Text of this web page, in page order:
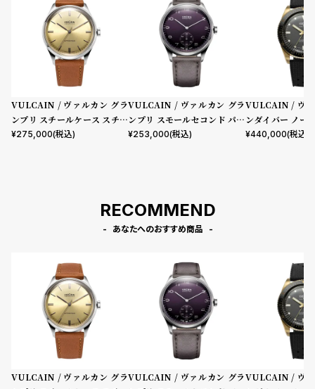
VULCAIN / ヴァルカン グラ
ンプリ スチールケース スチー
ルフルケースバック セミグロ
¥275,000(税込)
VULCAIN / ヴァルカン グラ
ンプリ スモールセコンド パー
プル ダイヤル グレー レザー
¥253,000(税込)
VULCAIN / ヴ
ンダイバー ノー
ンズケース スチ
¥440,000(税込)
RECOMMEND
あなたへのおすすめ商品
VULCAIN / ヴァルカン グラVULCAIN / ヴァルカン グラVULCAIN / ヴ